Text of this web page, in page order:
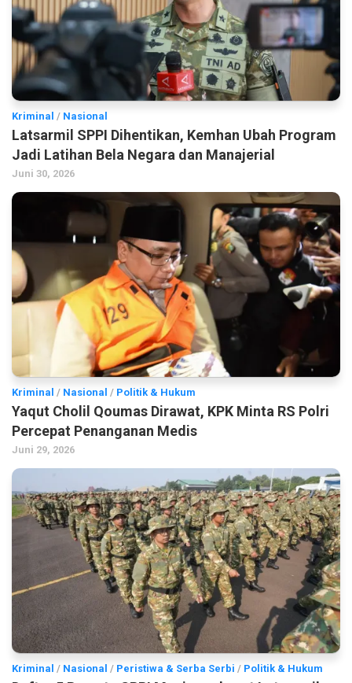
Kriminal / Nasional
Latsarmil SPPI Dihentikan, Kemhan Ubah Program
Jadi Latihan Bela Negara dan Manajerial
Juni 30, 2026
Kriminal / Nasional / Politik & Hukum
Yaqut Cholil Qoumas Dirawat, KPK Minta RS Polri
Percepat Penanganan Medis
Juni 29, 2026
Kriminal / Nasional / Peristiwa & Serba Serbi / Politik & Hukum